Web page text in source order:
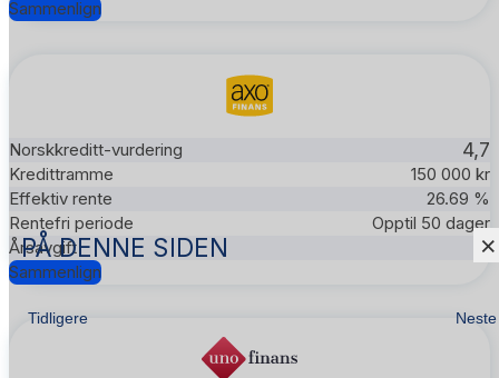
×
PÅ DENNE SIDEN
Tidligere Neste
Sammenlign
4,7
150 000 kr
26.69 %
Opptil 50 dager
—
Sammenlign